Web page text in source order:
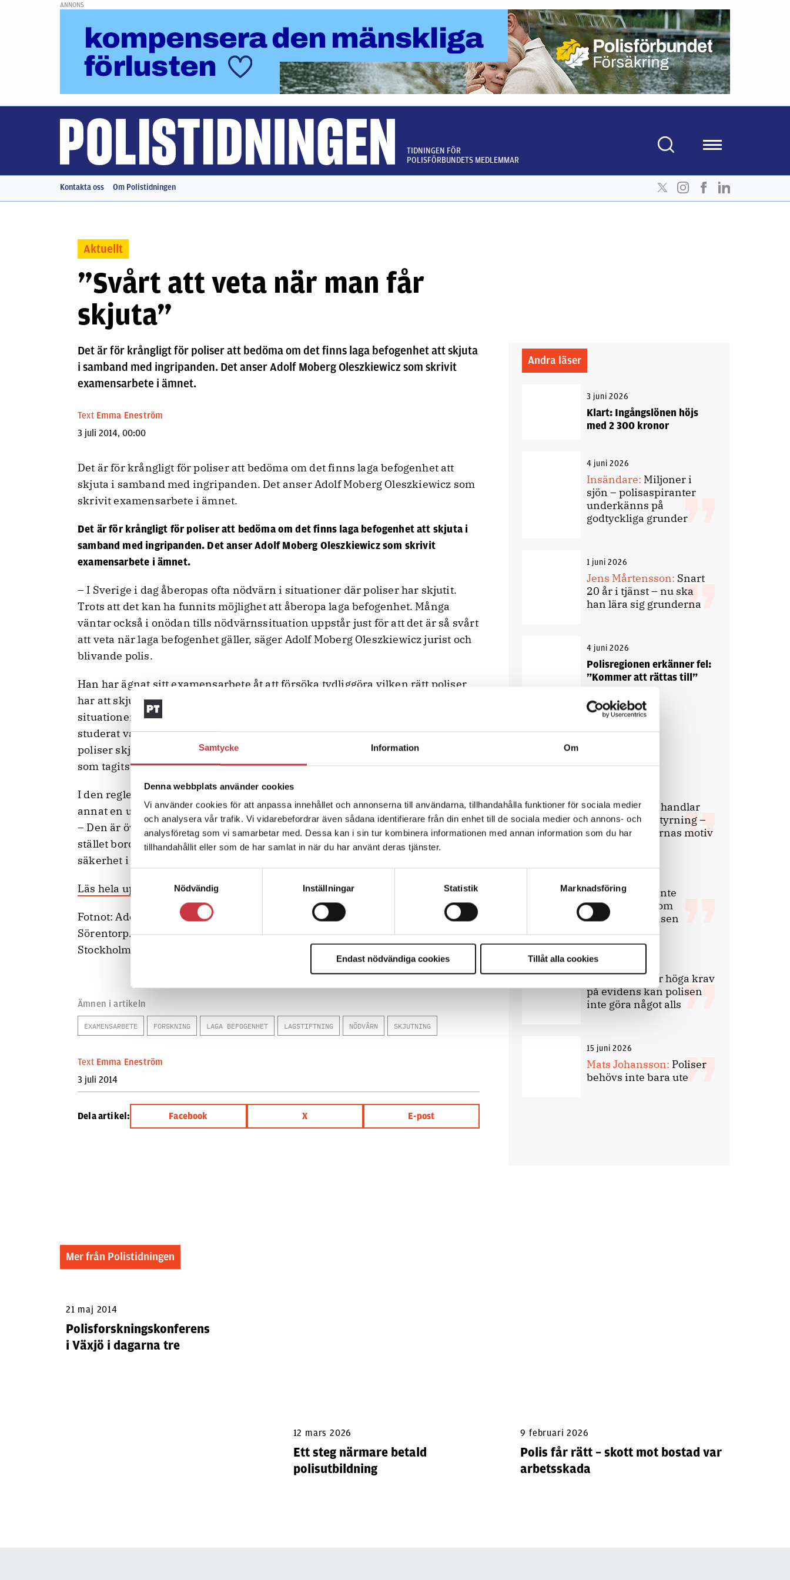
Samtycke Information Om
Denna webbplats använder cookies
Vi använder cookies för att anpassa innehållet och annonserna till användarna, tillhandahålla funktioner för sociala medier
och analysera vår trafik. Vi vidarebefordrar även sådana identifierare från din enhet till de sociala medier och annons- och
analysföretag som vi samarbetar med. Dessa kan i sin tur kombinera informationen med annan information som du har
tillhandahållit eller som de har samlat in när du har använt deras tjänster.
Nödvändig
Inställningar Statistik Marknadsföring
Endast nödvändiga cookies Tillåt alla cookies
ANNONS
TIDNINGEN FÖR
POLISFÖRBUNDETS MEDLEMMAR
Kontakta oss Om Polistidningen
Aktuellt
”Svårt att veta när man får
skjuta”
Det är för krångligt för poliser att bedöma om det finns laga befogenhet att skjuta
i samband med ingripanden. Det anser Adolf Moberg Oleszkiewicz som skrivit
examensarbete i ämnet.
Text Emma Eneström
3 juli 2014, 00:00
Det är för krångligt för poliser att bedöma om det finns laga befogenhet att
skjuta i samband med ingripanden. Det anser Adolf Moberg Oleszkiewicz som
skrivit examensarbete i ämnet.
Det är för krångligt för poliser att bedöma om det finns laga befogenhet att skjuta i
samband med ingripanden. Det anser Adolf Moberg Oleszkiewicz som skrivit
examensarbete i ämnet.
– I Sverige i dag åberopas ofta nödvärn i situationer där poliser har skjutit.
Trots att det kan ha funnits möjlighet att åberopa laga befogenhet. Många
väntar också i onödan tills nödvärnssituation uppstår just för att det är så svårt
att veta när laga befogenhet gäller, säger Adolf Moberg Oleszkiewicz jurist och
blivande polis.
Han har ägnat sitt examensarbete åt att försöka tydliggöra vilken rätt poliser
har att skjuta i samband med ingripanden. Särskilt har han tittat på
situationer där tredje man riskerar att komma till skada. Han har därför
studerat vad lagen säger och hur åklagare och domstolar hanterar fall där
poliser skjutit med tredje part närvarande. Han har också jämfört med mål
som tagits upp i Europadomstolen.
I den reglering som finns av detta i nuvarande skjutkungörelsen finns bland
annat en uppräkning av brott som motiverar laga befogenhet.
– Den är överflödig och omöjlig att ta ställning till i en stressad situation. I
stället borde man fokusera på hur viktigt ingripandet är för allmänhetens
säkerhet i förhållande till den fara det utgör, anser Adolf Moberg Oleszkiewicz.
Läs hela uppsatsen här
Fotnot: Adolf Moberg Oleszkiewicz går fjärde terminen på Polishögskolan på
Sörentorp. Examensarbetet har lagts fram vid juridiska institutionen,
Stockholms Universitet.
Ämnen i artikeln
EXAMENSARBETE FORSKNING LAGA BEFOGENHET LAGSTIFTNING NÖDVÄRN SKJUTNING
Text Emma Eneström
3 juli 2014
Dela artikel: Facebook X E-post
Andra läser
3 juni 2026
Klart: Ingångslönen höjs
med 2 300 kronor
4 juni 2026
Insändare: Miljoner i
sjön – polisaspiranter
underkänns på
godtyckliga grunder
1 juni 2026
Jens Mårtensson: Snart
20 år i tjänst – nu ska
han lära sig grunderna
4 juni 2026
Polisregionen erkänner fel:
”Kommer att rättas till”
Slutreplik:Det handlar
om kunskapsstyrning –
inte om forskarnas motiv
Replik:Det är inte
evidenskrav som
bakbinder polisen
7 juli 2026
Debatt:Med för höga krav
på evidens kan polisen
inte göra något alls
15 juni 2026
Mats Johansson: Poliser
behövs inte bara ute
Mer från Polistidningen
21 maj 2014
Polisforskningskonferens
i Växjö i dagarna tre
12 mars 2026
Ett steg närmare betald
polisutbildning
9 februari 2026
Polis får rätt – skott mot bostad var
arbetsskada